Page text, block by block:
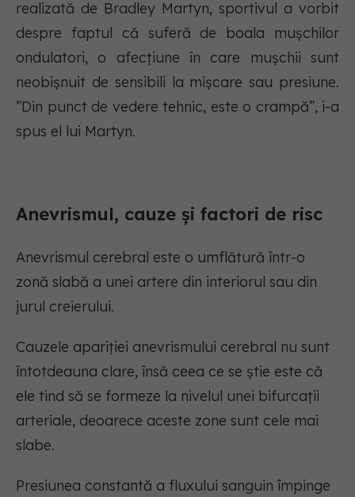
realizată de Bradley Martyn, sportivul a vorbit
despre faptul că suferă de boala mușchilor
ondulatori, o afecțiune în care mușchii sunt
neobișnuit de sensibili la mișcare sau presiune.
”Din punct de vedere tehnic, este o crampă”, i-a
spus el lui Martyn.
Anevrismul, cauze și factori de risc
Anevrismul cerebral este o umflătură într-o
zonă slabă a unei artere din interiorul sau din
jurul creierului.
Cauzele apariției anevrismului cerebral nu sunt
întotdeauna clare, însă ceea ce se știe este că
ele tind să se formeze la nivelul unei bifurcații
arteriale, deoarece aceste zone sunt cele mai
slabe.
Presiunea constantă a fluxului sanguin împinge